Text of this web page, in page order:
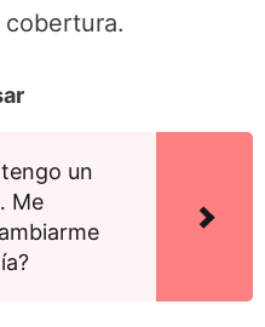
un
Me